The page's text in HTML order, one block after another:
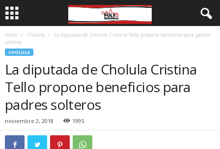
Inicio Cholula
La diputada de Cholula Cristina Tello propone beneficios para padres
solteros
CHOLULA
La diputada de Cholula Cristina
Tello propone beneficios para
padres solteros
noviembre 2, 2018 1995